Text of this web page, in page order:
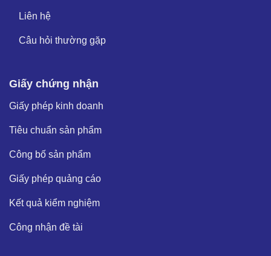
Liên hệ
Câu hỏi thường gặp
Giấy chứng nhận
Giấy phép kinh doanh
Tiêu chuẩn sản phẩm
Công bố sản phẩm
Giấy phép quảng cáo
Kết quả kiểm nghiệm
Công nhận đề tài